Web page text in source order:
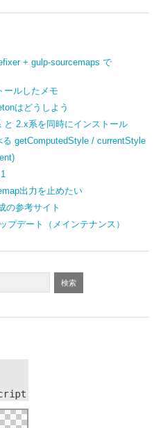
+ gulp-sourcemaps で
ールしたメモ
はどうしよう
と 2.x系を同時にインストール
getComputedStyle / currentStyle
出力を止めたい
の参考サイト
プデート（メインテナンス）